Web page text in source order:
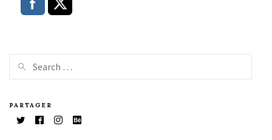
PARTAGER